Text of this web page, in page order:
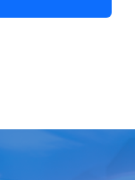
บกุมผู้ประกอบกิจกา
รือข่ายทางสังคมของก